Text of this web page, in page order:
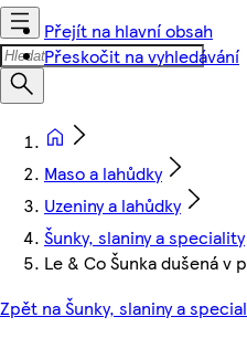
Přejít na hlavní obsah
Přeskočit na vyhledávání
Maso a lahůdky
Uzeniny a lahůdky
Šunky, slaniny a speciality
Le & Co Šunka dušená v
Zpět na Šunky, slaniny a